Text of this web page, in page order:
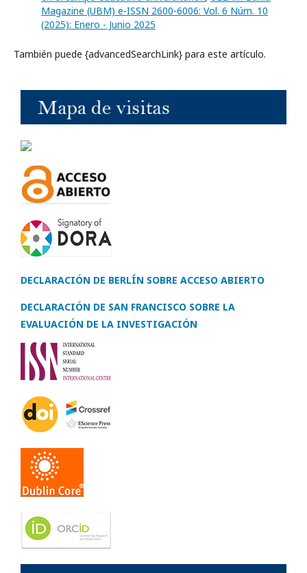
Magazine (UBM) e-ISSN 2600-6006: Vol. 6 Núm. 10
(2025): Enero - Junio 2025
También puede {advancedSearchLink} para este artículo.
DECLARACIÓN DE BERLÍN SOBRE ACCESO ABIERTO
DECLARACIÓN DE SAN FRANCISCO SOBRE LA
EVALUACIÓN DE LA INVESTIGACIÓN